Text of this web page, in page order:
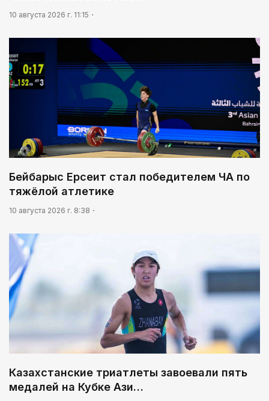
10 августа 2026 г. 11:15
Бейбарыс Ерсеит стал победителем ЧА по
тяжёлой атлетике
10 августа 2026 г. 8:38
Казахстанские триатлеты завоевали пять
медалей на Кубке Ази…